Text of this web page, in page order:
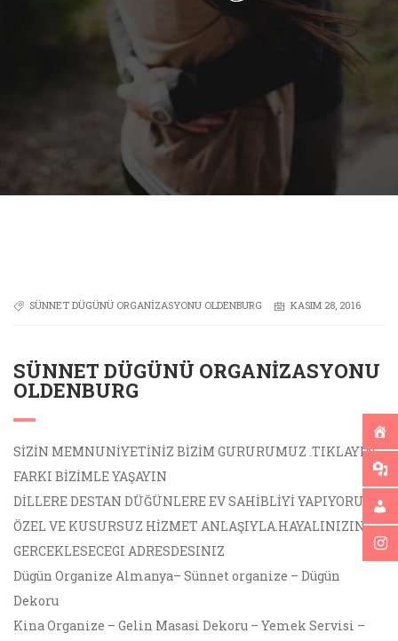
SÜNNET DÜGÜNÜ ORGANIZASYONU OLDENBURG KASIM 28, 2016
SÜNNET DÜGÜNÜ ORGANIZASYONU
OLDENBURG
SİZİN MEMNUNİYETİNİZ BİZİM GURURUMUZ .TIKLAYIN
FARKI BİZİMLE YAŞAYIN
DİLLERE DESTAN DÜĞÜNLERE EV SAHİBLİYİ YAPIYORUZ,
ÖZEL VE KUSURSUZ HİZMET ANLAŞIYLA.HAYALINIZIN
GERCEKLESECEGI ADRESDESINIZ
Dügün Organize Almanya– Sünnet organize – Dügün
Dekoru
Kina Organize – Gelin Masasi Dekoru – Yemek Servisi –